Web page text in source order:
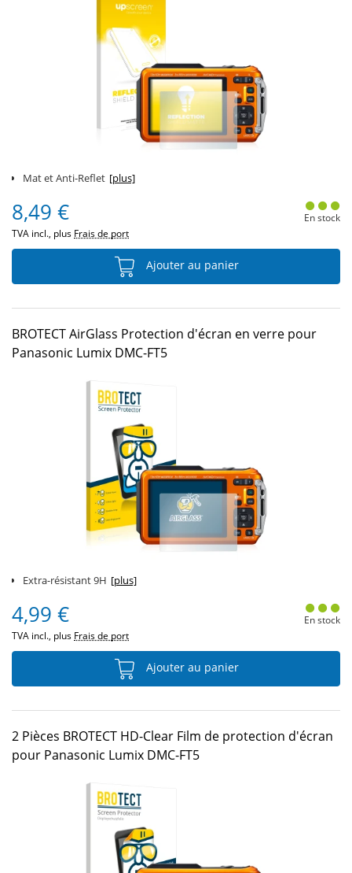
Mat et Anti-Reflet [plus]
8,49 €
TVA incl., plus Frais de port
En stock
Ajouter au panier
BROTECT AirGlass Protection d'écran en verre pour
Panasonic Lumix DMC-FT5
Extra-résistant 9H [plus]
4,99 €
TVA incl., plus Frais de port
En stock
Ajouter au panier
2 Pièces BROTECT HD-Clear Film de protection d'écran
pour Panasonic Lumix DMC-FT5